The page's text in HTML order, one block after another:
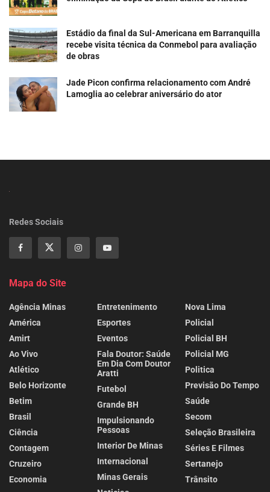
Estádio da final da Sul-Americana em Barranquilla
recebe visita técnica da Conmebol para avaliação
de obras
Jade Picon confirma relacionamento com André
Lamoglia ao celebrar aniversário do ator
Redes Sociais
Mapa do Site
Agência Minas
América
Amirt
Ao Vivo
Atlético
Belo Horizonte
Betim
Brasil
Ciência
Contagem
Cruzeiro
Economia
Entretenimento
Esportes
Eventos
Fala Doutor: Saúde
Em Dia Com Doutor
Aratti
Futebol
Grande BH
Impulsionando
Pessoas
Interior De Minas
Internacional
Minas Gerais
Nova Lima
Policial
Policial BH
Policial MG
Politica
Previsão Do Tempo
Saúde
Secom
Seleção Brasileira
Séries E Filmes
Sertanejo
Trânsito